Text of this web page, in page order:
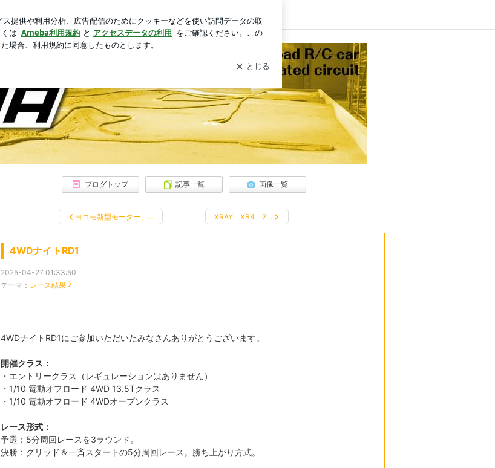
ログイン
ブログトップ 記事一覧 画像一覧
ヨコモ新型モーター、… XRAY XB4 2…
4WDナイトRD1
2025-04-27 01:33:50
テーマ： レース結果
4WDナイトRD1にご参加いただいたみなさんありがとうございます。
開催クラス：
・エントリークラス（レギュレーションはありません）
・1/10 電動オフロード 4WD 13.5Tクラス
・1/10 電動オフロード 4WDオープンクラス
レース形式：
予選：5分周回レースを3ラウンド。
決勝：グリッド＆一斉スタートの5分周回レース。勝ち上がり方式。